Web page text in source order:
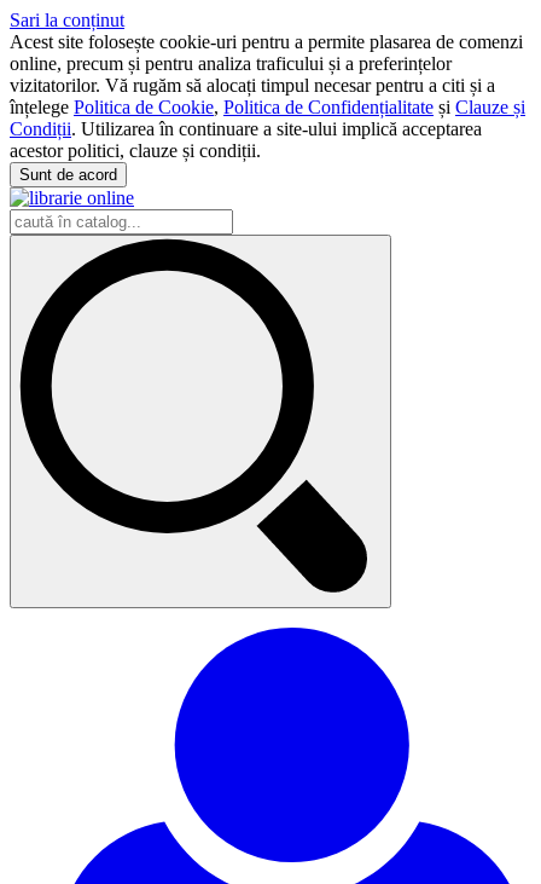
Sari la conținut
Acest site folosește cookie-uri pentru a permite plasarea de comenzi
online, precum și pentru analiza traficului și a preferințelor
vizitatorilor. Vă rugăm să alocați timpul necesar pentru a citi și a
înțelege Politica de Cookie, Politica de Confidențialitate și Clauze și
Condiții. Utilizarea în continuare a site-ului implică acceptarea
acestor politici, clauze și condiții.
Sunt de acord